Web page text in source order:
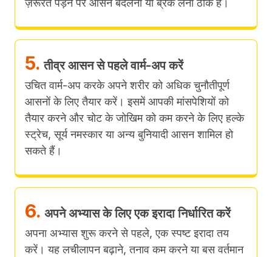
5. तीव्र आसन से पहले वार्म-अप करें
उचित वार्म-अप करके अपने शरीर को अधिक चुनौतीपूर्ण
आसनों के लिए तैयार करें। इसमें आपकी मांसपेशियों को
तैयार करने और चोट के जोखिम को कम करने के लिए हल्के
स्ट्रेच, सूर्य नमस्कार या अन्य बुनियादी आसन शामिल हो
सकते हैं।
6. अपने अभ्यास के लिए एक इरादा निर्धारित करें
अपना अभ्यास शुरू करने से पहले, एक स्पष्ट इरादा तय
करें। यह लचीलापन बढ़ाने, तनाव कम करने या बस वर्तमान